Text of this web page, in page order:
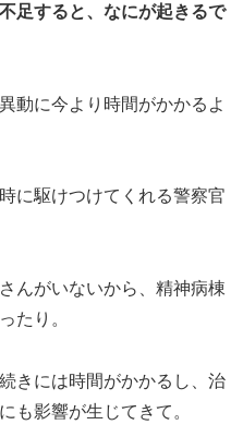
足すると、なにが起きるで
動に今より時間がかかるよ
に駆けつけてくれる警察官
んがいないから、精神病棟
たり。
きには時間がかかるし、治
も影響が生じてきて。